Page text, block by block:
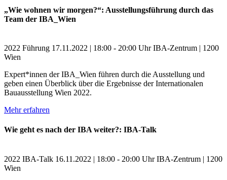
„Wie wohnen wir morgen?“: Ausstellungsführung durch das
Team der IBA_Wien
2022 Führung 17.11.2022 | 18:00 - 20:00 Uhr IBA-Zentrum | 1200
Wien
Expert*innen der IBA_Wien führen durch die Ausstellung und
geben einen Überblick über die Ergebnisse der Internationalen
Bauausstellung Wien 2022.
Mehr erfahren
Wie geht es nach der IBA weiter?: IBA-Talk
2022 IBA-Talk 16.11.2022 | 18:00 - 20:00 Uhr IBA-Zentrum | 1200
Wien